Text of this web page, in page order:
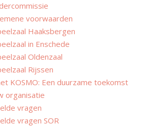
voorwaarden
Haaksbergen
in Enschede
Oldenzaal
Rijssen
KOSMO: Een duurzame toekomst
organisatie
vragen
vragen SOR